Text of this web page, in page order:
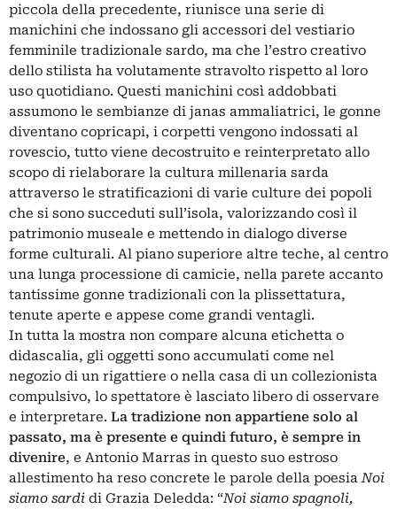
piccola della precedente, riunisce una serie di
manichini che indossano gli accessori del vestiario
femminile tradizionale sardo, ma che l’estro creativo
dello stilista ha volutamente stravolto rispetto al loro
uso quotidiano. Questi manichini così addobbati
assumono le sembianze di janas ammaliatrici, le gonne
diventano copricapi, i corpetti vengono indossati al
rovescio, tutto viene decostruito e reinterpretato allo
scopo di rielaborare la cultura millenaria sarda
attraverso le stratificazioni di varie culture dei popoli
che si sono succeduti sull’isola, valorizzando così il
patrimonio museale e mettendo in dialogo diverse
forme culturali. Al piano superiore altre teche, al centro
una lunga processione di camicie, nella parete accanto
tantissime gonne tradizionali con la plissettatura,
tenute aperte e appese come grandi ventagli.
In tutta la mostra non compare alcuna etichetta o
didascalia, gli oggetti sono accumulati come nel
negozio di un rigattiere o nella casa di un collezionista
compulsivo, lo spettatore è lasciato libero di osservare
e interpretare. La tradizione non appartiene solo al
passato, ma è presente e quindi futuro, è sempre in
divenire, e Antonio Marras in questo suo estroso
allestimento ha reso concrete le parole della poesiaNoi
siamo sardi di Grazia Deledda: “Noi siamo spagnoli,